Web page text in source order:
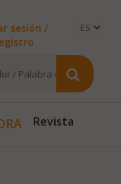
sesión /
Revista